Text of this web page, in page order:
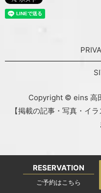
Copyright © eins 高
【掲載の記事・写真・イ
RESERVATION
ご予約はこちら